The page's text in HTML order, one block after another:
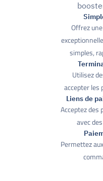
Offrez
simples,
Utilisez
accepter les
Liens de
Acceptez
avec
Permettez